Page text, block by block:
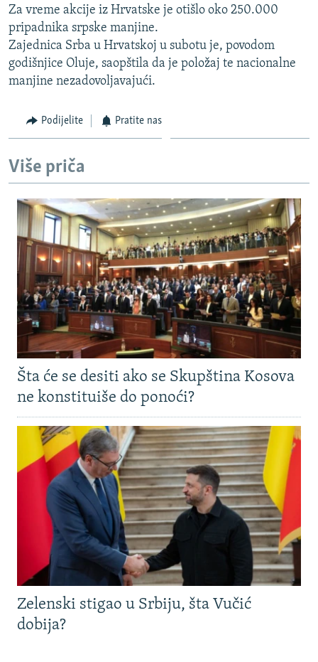
Za vreme akcije iz Hrvatske je otišlo oko 250.000
pripadnika srpske manjine.
Zajednica Srba u Hrvatskoj u subotu je, povodom
godišnjice Oluje, saopštila da je položaj te nacionalne
manjine nezadovoljavajući.
Podijelite Pratite nas
Više priča
Šta će se desiti ako se Skupština Kosova
ne konstituiše do ponoći?
Zelenski stigao u Srbiju, šta Vučić
dobija?